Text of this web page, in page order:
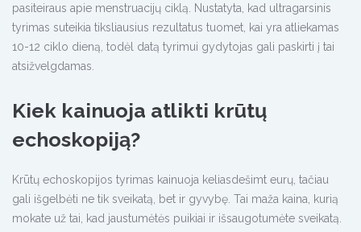
pasiteiraus apie menstruacijų ciklą. Nustatyta, kad ultragarsinis
tyrimas suteikia tiksliausius rezultatus tuomet, kai yra atliekamas
10-12 ciklo dieną, todėl datą tyrimui gydytojas gali paskirti į tai
atsižvelgdamas.
Kiek kainuoja atlikti krūtų
echoskopiją?
Krūtų echoskopijos tyrimas kainuoja keliasdešimt eurų, tačiau
gali išgelbėti ne tik sveikatą, bet ir gyvybę. Tai maža kaina, kurią
mokate už tai, kad jaustumėtės puikiai ir išsaugotumėte sveikatą.